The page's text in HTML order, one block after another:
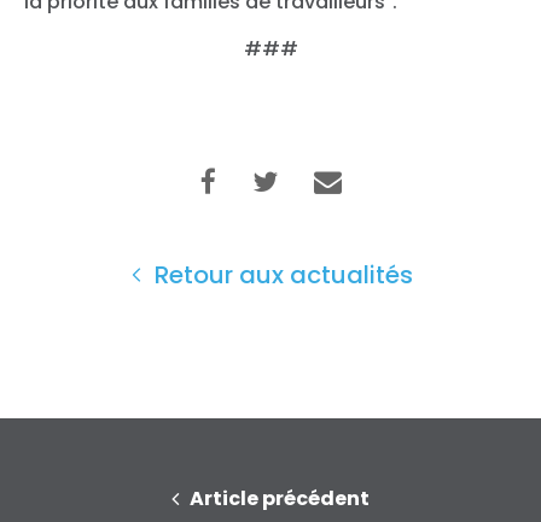
###
Retour aux actualités
Article précédent